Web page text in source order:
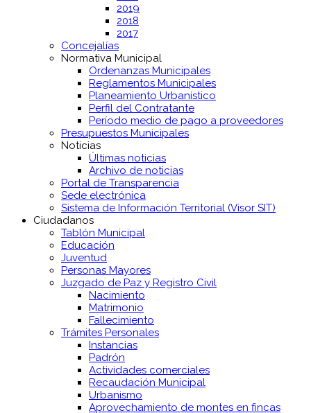
2019
2018
2017
Concejalías
Normativa Municipal
Ordenanzas Municipales
Reglamentos Municipales
Planeamiento Urbanístico
Perfil del Contratante
Período medio de pago a proveedores
Presupuestos Municipales
Noticias
Últimas noticias
Archivo de noticias
Portal de Transparencia
Sede electrónica
Sistema de Información Territorial (Visor SIT)
Ciudadanos
Tablón Municipal
Educación
Juventud
Personas Mayores
Juzgado de Paz y Registro Civil
Nacimiento
Matrimonio
Fallecimiento
Trámites Personales
Instancias
Padrón
Actividades comerciales
Recaudación Municipal
Urbanismo
Aprovechamiento de montes en fincas